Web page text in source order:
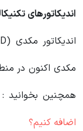
اندیکاتورهای
مکدی اکنون در
همچنین بخوانید :
اضافه کنیم؟